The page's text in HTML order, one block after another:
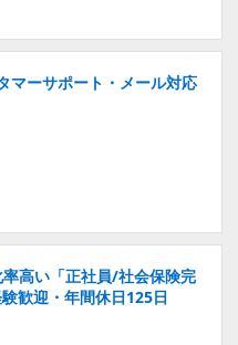
マーサポート・メール対応
高い「正社員/社会保険完
歓迎・年間休日125日